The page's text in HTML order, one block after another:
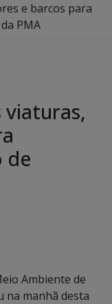
e barcos para
PMA
viaturas,
de
Ambiente de
na manhã desta